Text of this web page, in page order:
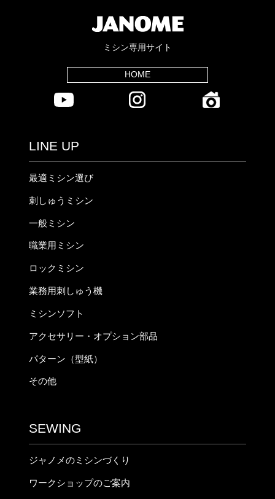
ミシン専用サイト
HOME
LINE UP
最適ミシン選び
刺しゅうミシン
一般ミシン
職業用ミシン
ロックミシン
業務用刺しゅう機
ミシンソフト
アクセサリー・オプション部品
パターン（型紙）
その他
SEWING
ジャノメのミシンづくり
ワークショップのご案内